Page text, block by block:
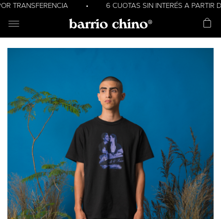
POR TRANSFERENCIA • 6 CUOTAS SIN INTERÉS A